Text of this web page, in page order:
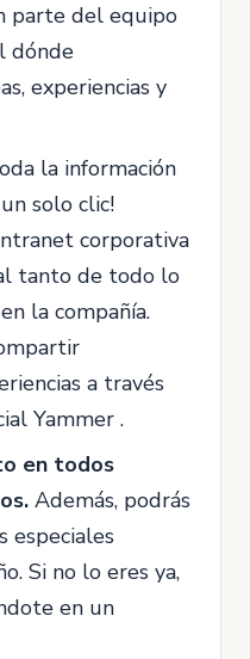
parte del equipo
dónde
experiencias y
la información
solo clic!
corporativa
tanto de todo lo
la compañía.
a través
Yammer .
en todos
Además, podrás
especiales
Si no lo eres ya,
en un